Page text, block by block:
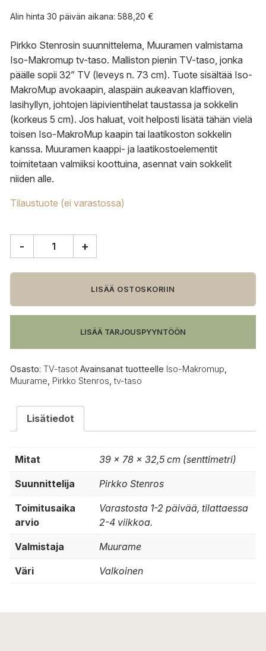
Alin hinta 30 päivän aikana: 588,20 €
Pirkko Stenrosin suunnittelema, Muuramen valmistama
Iso-Makromup tv-taso. Malliston pienin TV-taso, jonka
päälle sopii 32” TV (leveys n. 73 cm). Tuote sisältää Iso-
MakroMup avokaapin, alaspäin aukeavan klaffioven,
lasihyllyn, johtojen läpivientihelat taustassa ja sokkelin
(korkeus 5 cm). Jos haluat, voit helposti lisätä tähän vielä
toisen Iso-MakroMup kaapin tai laatikoston sokkelin
kanssa. Muuramen kaappi- ja laatikostoelementit
toimitetaan valmiiksi koottuina, asennat vain sokkelit
niiden alle.
Tilaustuote (ei varastossa)
Makromup
cm
leveä
- +
LISÄÄ OSTOSKORIIN
LISÄÄ TARJOUSPYYNTÖÖN
Osasto: TV-tasot Avainsanat tuotteelle Iso-Makromup
Muurame Pirkko Stenros ,tv-taso
Lisätiedot
Mitat 39 × 78 × 32,5 cm (senttimetri)
Suunnittelija Pirkko Stenros
Toimitusaika
arvio
Varastosta 1-2 päivää, tilattaessa
2-4 viikkoa.
Valmistaja Muurame
Väri Valkoinen